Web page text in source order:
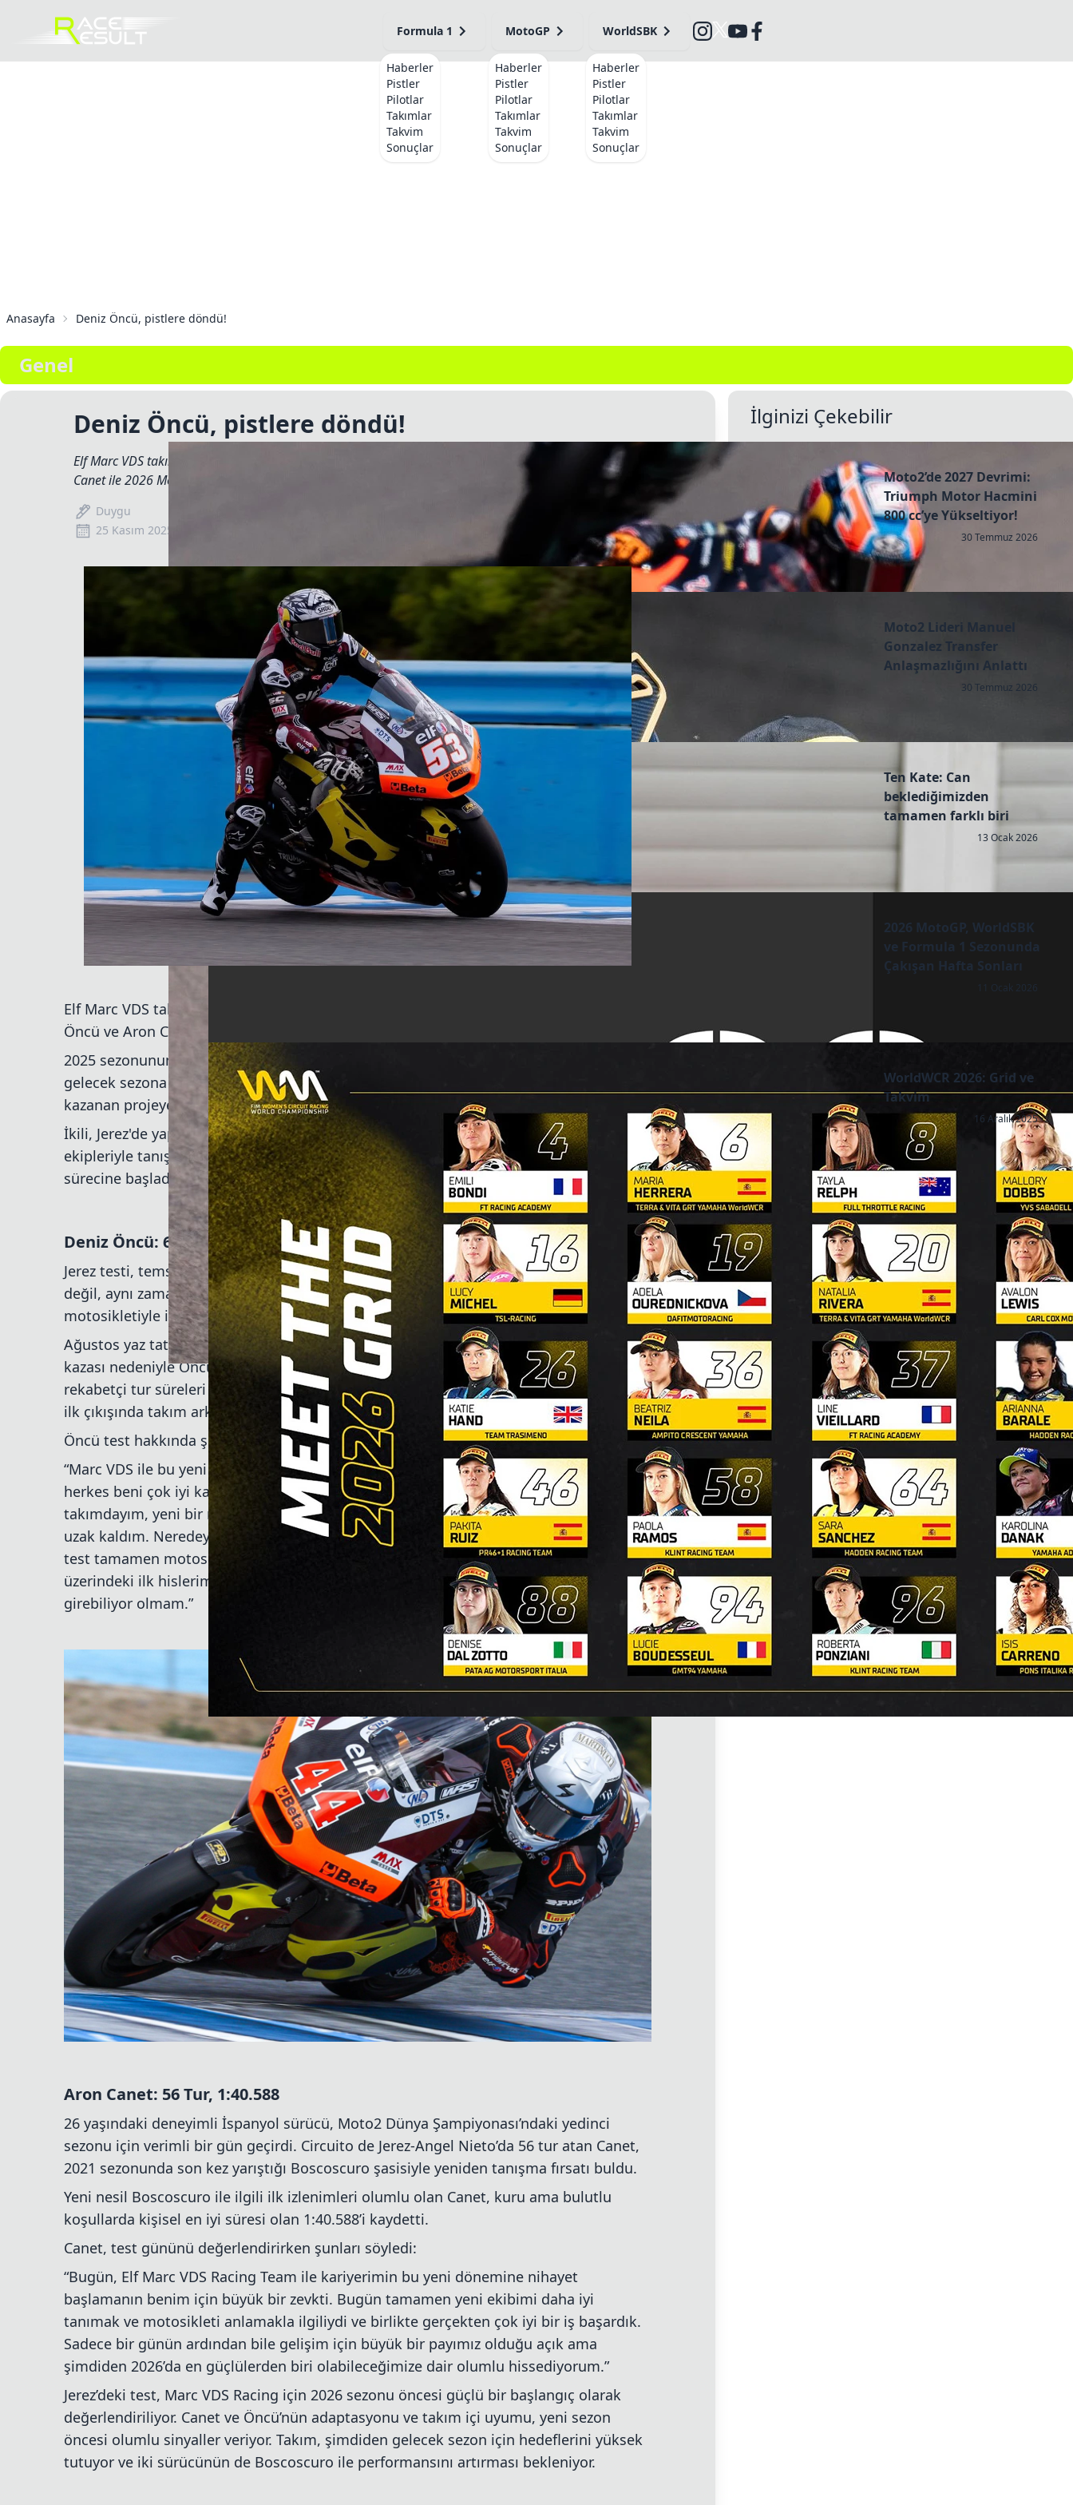
Formula 1
Haberler
Pistler
Pilotlar
Takımlar
Takvim
Sonuçlar
MotoGP
Haberler
Pistler
Pilotlar
Takımlar
Takvim
Sonuçlar
WorldSBK
Haberler
Pistler
Pilotlar
Takımlar
Takvim
Sonuçlar
Anasayfa Deniz Öncü, pistlere döndü!
Genel
Deniz Öncü, pistlere döndü!
Elf Marc VDS takımı için Jerez’de yepyeni bir dönem başladı. Takım, yeni kadrosu Deniz Öncü ve Aron
Canet ile 2026 Moto2 Dünya Şampiyonası hazırlıklarına start verdi.
Duygu
25 Kasım 2025
Elf Marc VDS takımı için Jerez’de yepyeni bir dönem başladı. Takım, yeni kadrosu Deniz
Öncü ve Aron Canet ile 2026 Moto2 Dünya Şampiyonası hazırlıklarına start verdi.
2025 sezonunun bitiminden sadece sekiz gün sonra, takım tüm gözleri şimdiden
gelecek sezona çevirmiş durumda. Öncü ve Canet, çok sayıda Moto2 şampiyonluğu
kazanan projeye katılarak yeni dönemin ilk adımlarını attı.
İkili, Jerez'de yapılan Moto2 testinde gün boyunca toplam 122 tur atarak hem yeni
ekipleriyle tanıştı hem de 2026’da yarışacakları Boscoscuro motosiklete uyum sağlama
sürecine başladı.
Deniz Öncü: 66 Tur, 1:40.808
Jerez testi, temsilcimiz için yalnızca Elf Marc VDS Racing’deki ilk çıkışı olması açısından
değil, aynı zamanda 20 Temmuz’daki Çekya Grand Prix’sinden bu yana Moto2
motosikletiyle ilk kez piste çıkması açısından da önemliydi.
Ağustos yaz tatilinde yaşadığı ve sol bacağında ciddi bir sakatlığa yol açan antrenman
kazası nedeniyle Öncü, 2025’in son 10 yarışını kaçırmıştı. Buna rağmen, dönüşünde
rekabetçi tur süreleri kaydedebilmesi dikkat çekti. Öncü, 66 tur atarak Boscoscuro ile
ilk çıkışında takım arkadaşı Canet’in sadece 0.3 saniye gerisinde kaldı.
Öncü test hakkında şunları söyledi:
“Marc VDS ile bu yeni yolculuğa başlamak harika hissettiriyor. Atmosfer çok güzel ve
herkes beni çok iyi karşıladı. Bugün benim için pek çok şey yeniydi. Yeni bir
takımdayım, yeni bir motosikletteyim ve uzun bir süre sakatlık nedeniyle yarışlardan
uzak kaldım. Neredeyse bir sürücü olarak ilk günümmüş gibi hissettim, bu yüzden bu
test tamamen motosikletteki hissiyatı geri kazanmakla ilgiliydi. Testten ve motosiklet
üzerindeki ilk hislerimden memnunum. İyi olan şey, kış tatiline olumlu hislerle
girebiliyor olmam.”
Aron Canet: 56 Tur, 1:40.588
26 yaşındaki deneyimli İspanyol sürücü, Moto2 Dünya Şampiyonası’ndaki yedinci
sezonu için verimli bir gün geçirdi. Circuito de Jerez-Angel Nieto’da 56 tur atan Canet,
2021 sezonunda son kez yarıştığı Boscoscuro şasisiyle yeniden tanışma fırsatı buldu.
Yeni nesil Boscoscuro ile ilgili ilk izlenimleri olumlu olan Canet, kuru ama bulutlu
koşullarda kişisel en iyi süresi olan 1:40.588’i kaydetti.
Canet, test gününü değerlendirirken şunları söyledi:
“Bugün, Elf Marc VDS Racing Team ile kariyerimin bu yeni dönemine nihayet
başlamanın benim için büyük bir zevkti. Bugün tamamen yeni ekibimi daha iyi
tanımak ve motosikleti anlamakla ilgiliydi ve birlikte gerçekten çok iyi bir iş başardık.
Sadece bir günün ardından bile gelişim için büyük bir payımız olduğu açık ama
şimdiden 2026’da en güçlülerden biri olabileceğimize dair olumlu hissediyorum.”
Jerez’deki test, Marc VDS Racing için 2026 sezonu öncesi güçlü bir başlangıç olarak
değerlendiriliyor. Canet ve Öncü’nün adaptasyonu ve takım içi uyumu, yeni sezon
öncesi olumlu sinyaller veriyor. Takım, şimdiden gelecek sezon için hedeflerini yüksek
tutuyor ve iki sürücünün de Boscoscuro ile performansını artırması bekleniyor.
İlginizi Çekebilir
Moto2’de 2027 Devrimi:
Triumph Motor Hacmini
800 cc’ye Yükseltiyor!
30 Temmuz 2026
Moto2 Lideri Manuel
Gonzalez Transfer
Anlaşmazlığını Anlattı
30 Temmuz 2026
Ten Kate: Can
beklediğimizden
tamamen farklı biri
13 Ocak 2026
2026 MotoGP, WorldSBK
ve Formula 1 Sezonunda
Çakışan Hafta Sonları
11 Ocak 2026
WorldWCR 2026: Grid ve
Takvim
16 Aralık 2025